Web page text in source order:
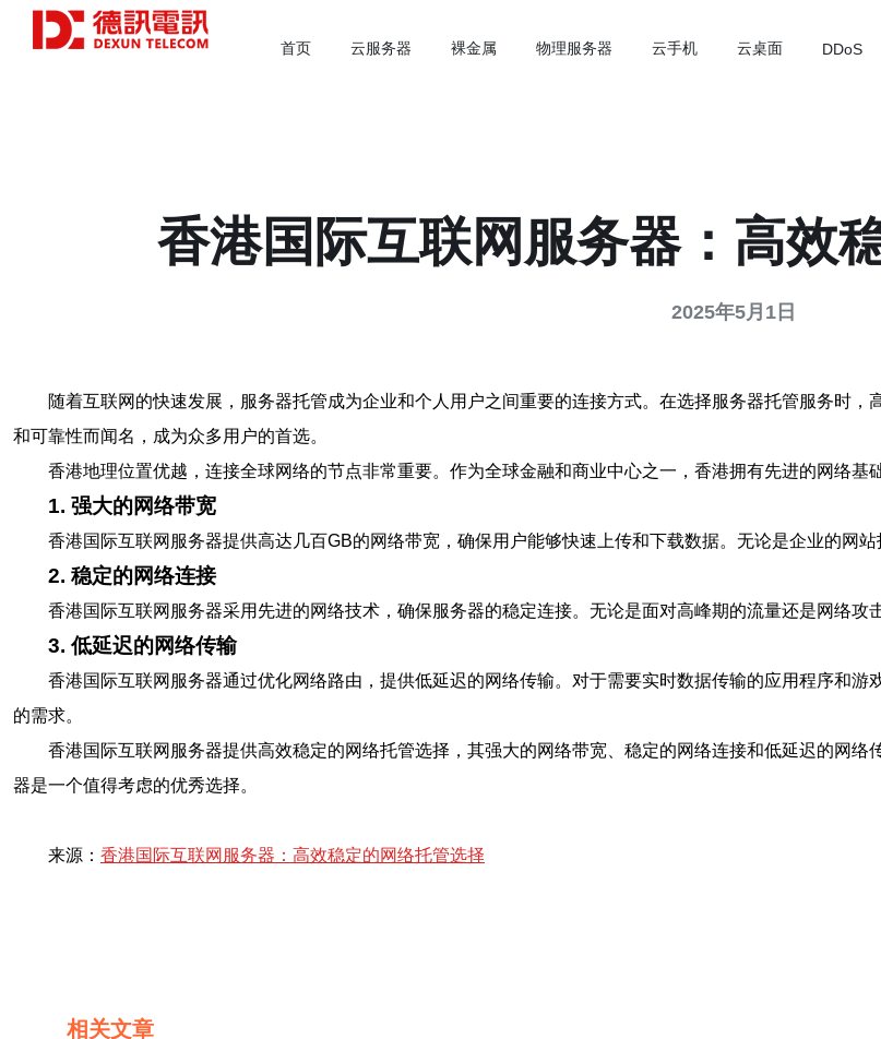
首页 云服务器 裸金属 物理服务器 云手机 云桌面 DDoS
香港国际互联网服务器：高效
2025年5月1日
随着互联网的快速发展，服务器托管成为企业和个人用户之间重要的连接方式。在选择服务器托管服务时
和可靠性而闻名，成为众多用户的首选。
香港地理位置优越，连接全球网络的节点非常重要。作为全球金融和商业中心之一，香港拥有先进的网络基
1. 强大的网络带宽
香港国际互联网服务器提供高达几百GB的网络带宽，确保用户能够快速上传和下载数据。无论是企业的网
2. 稳定的网络连接
香港国际互联网服务器采用先进的网络技术，确保服务器的稳定连接。无论是面对高峰期的流量还是网络攻
3. 低延迟的网络传输
香港国际互联网服务器通过优化网络路由，提供低延迟的网络传输。对于需要实时数据传输的应用程序和
的需求。
香港国际互联网服务器提供高效稳定的网络托管选择，其强大的网络带宽、稳定的网络连接和低延迟的网
器是一个值得考虑的优秀选择。
来源： 香港国际互联网服务器：高效稳定的网络托管选择
相关文章